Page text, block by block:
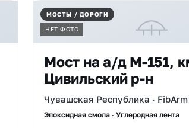
МОСТЫ / ДОРОГИ
НЕТ ФОТО
Мост на а/д М-151,
Цивильский р-н
Чувашская Республика · FibArm
Эпоксидная смола · Углеродная лента